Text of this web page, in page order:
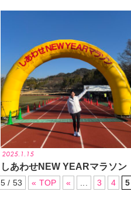
2025.1.15
しあわせNEW YEARマラソン
5 / 53 « TOP « ... 3 4 5